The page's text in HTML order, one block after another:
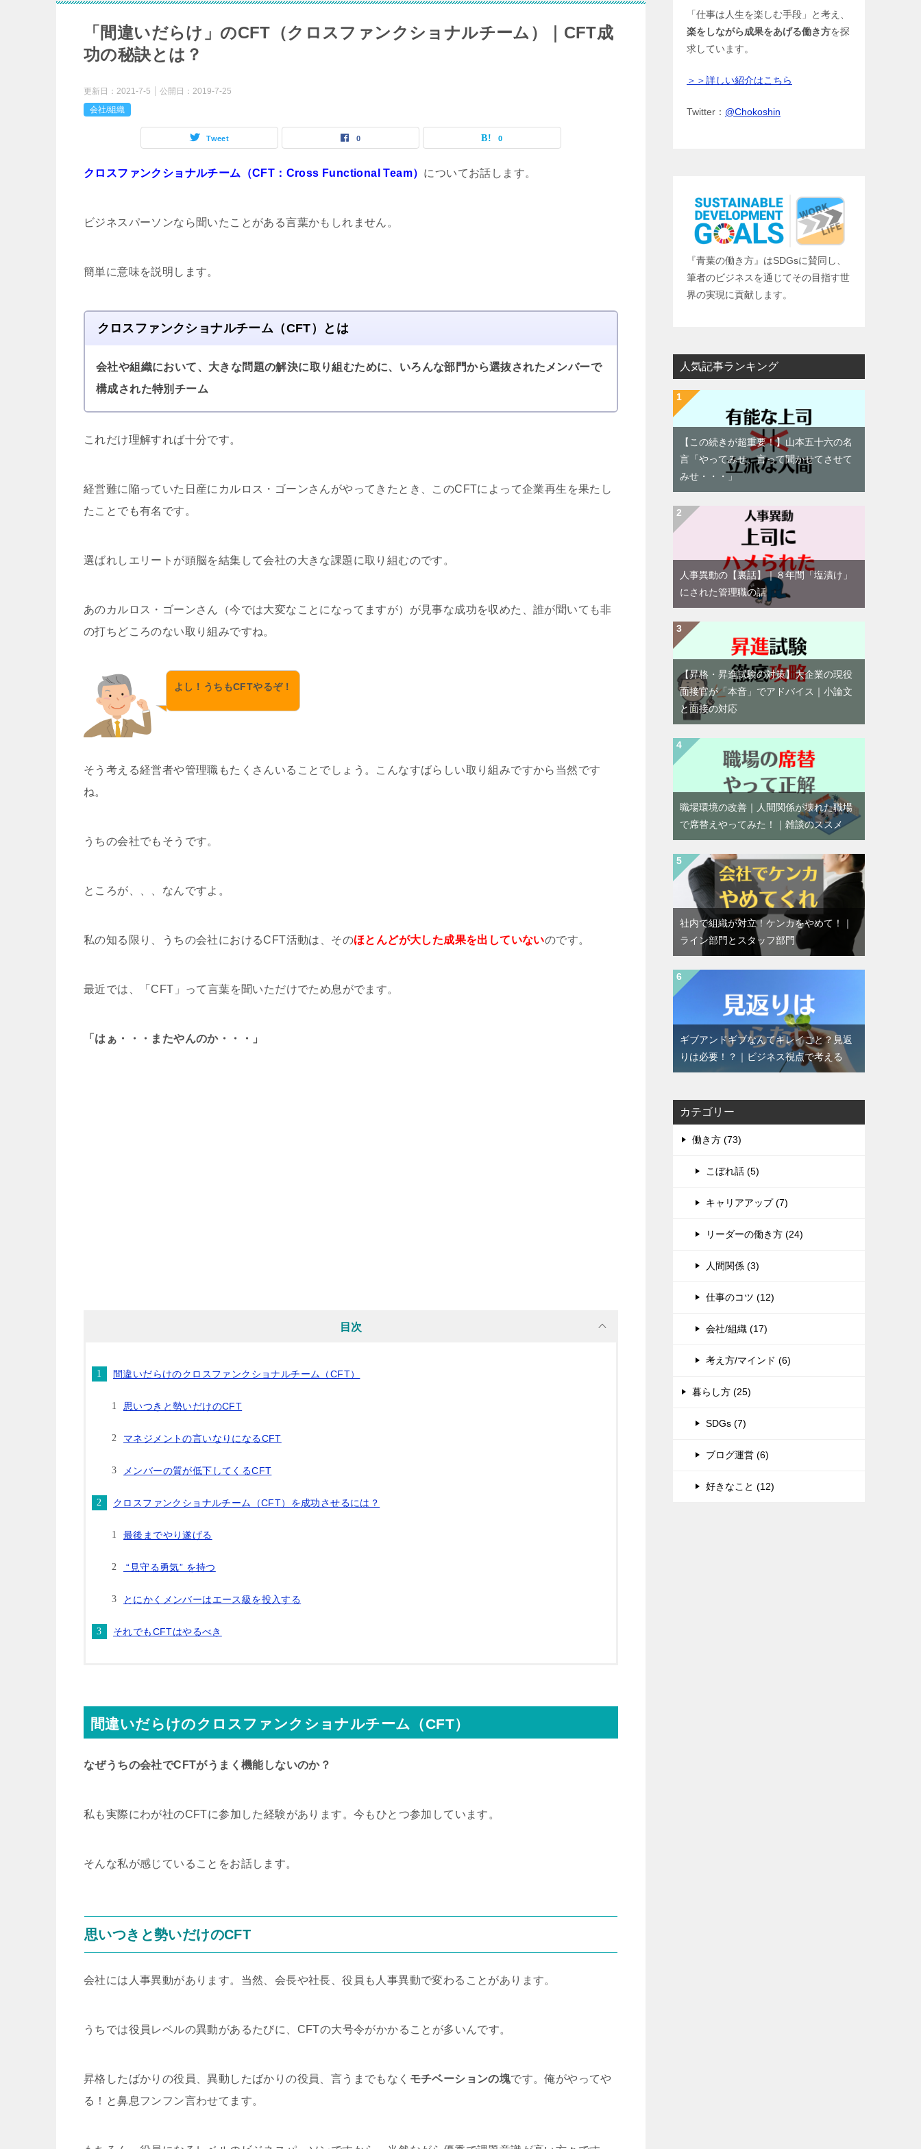
「間違いだらけ」のCFT（クロスファンクショナルチーム）｜CFT成
功の秘訣とは？
更新日： 2021-7-5 公開日： 2019-7-25
会社/組織
Tweet 0 0
クロスファンクショナルチーム（CFT：Cross Functional Team） についてお話します。
ビジネスパーソンなら聞いたことがある言葉かもしれません。
簡単に意味を説明します。
クロスファンクショナルチーム（CFT）とは
会社や組織において、大きな問題の解決に取り組むために、いろんな部門から選抜されたメンバーで
構成された特別チーム
これだけ理解すれば十分です。
経営難に陥っていた日産にカルロス・ゴーンさんがやってきたとき、このCFTによって企業再生を果たし
たことでも有名です。
選ばれしエリートが頭脳を結集して会社の大きな課題に取り組むのです。
あのカルロス・ゴーンさん（今では大変なことになってますが）が見事な成功を収めた、誰が聞いても非
の打ちどころのない取り組みですね。
よし！うちもCFTやるぞ！
そう考える経営者や管理職もたくさんいることでしょう。こんなすばらしい取り組みですから当然です
ね。
うちの会社でもそうです。
ところが、、、なんですよ。
私の知る限り、うちの会社におけるCFT活動は、そのほとんどが大した成果を出していないのです。
最近では、「CFT」って言葉を聞いただけでため息がでます。
「はぁ・・・またやんのか・・・」
目次
間違いだらけのクロスファンクショナルチーム（CFT）
思いつきと勢いだけのCFT
マネジメントの言いなりになるCFT
メンバーの質が低下してくるCFT
クロスファンクショナルチーム（CFT）を成功させるには？
最後までやり遂げる
“見守る勇気” を持つ
とにかくメンバーはエース級を投入する
それでもCFTはやるべき
間違いだらけのクロスファンクショナルチーム（CFT）
なぜうちの会社でCFTがうまく機能しないのか？
私も実際にわが社のCFTに参加した経験があります。今もひとつ参加しています。
そんな私が感じていることをお話します。
思いつきと勢いだけのCFT
会社には人事異動があります。当然、会長や社長、役員も人事異動で変わることがあります。
うちでは役員レベルの異動があるたびに、CFTの大号令がかかることが多いんです。
昇格したばかりの役員、異動したばかりの役員、言うまでもなく モチベーションの塊です。俺がやってや
る！と鼻息フンフン言わせてます。
「仕事は人生を楽しむ手段」と考え、
楽をしながら成果をあげる働き方を探
求しています。
＞＞詳しい紹介はこちら
Twitter： @Chokoshin
『青葉の働き方』はSDGsに賛同し、
筆者のビジネスを通じてその目指す世
界の実現に貢献します。
人気記事ランキング
【この続きが超重要！】山本五十六の名
言「やってみせ、言って聞かせてさせて
みせ・・・」
人事異動の【裏話】｜８年間「塩漬け」
にされた管理職の話
【昇格・昇進試験の対策】大企業の現役
面接官が「本音」でアドバイス｜小論文
と面接の対応
職場環境の改善｜人間関係が壊れた職場
で席替えやってみた！｜雑談のススメ
社内で組織が対立！ケンカをやめて！｜
ライン部門とスタッフ部門
ギブアンドギブなんてキレイごと？見返
りは必要！？｜ビジネス視点で考える
カテゴリー
働き方 (73)
こぼれ話 (5)
キャリアアップ (7)
リーダーの働き方 (24)
人間関係 (3)
仕事のコツ (12)
会社/組織 (17)
考え方/マインド (6)
暮らし方 (25)
SDGs (7)
ブログ運営 (6)
好きなこと (12)